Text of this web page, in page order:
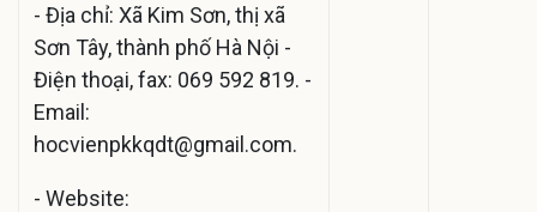
- Địa chỉ: Xã Kim Sơn, thị xã
Sơn Tây, thành phố Hà Nội -
Điện thoại, fax: 069 592 819. -
Email:
hocvienpkkqdt@gmail.com.
- Website: